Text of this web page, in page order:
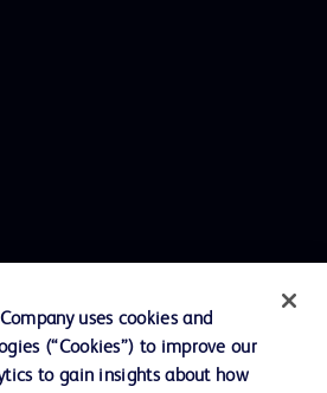
uses cookies and
(“Cookies”) to improve our
to gain insights about how